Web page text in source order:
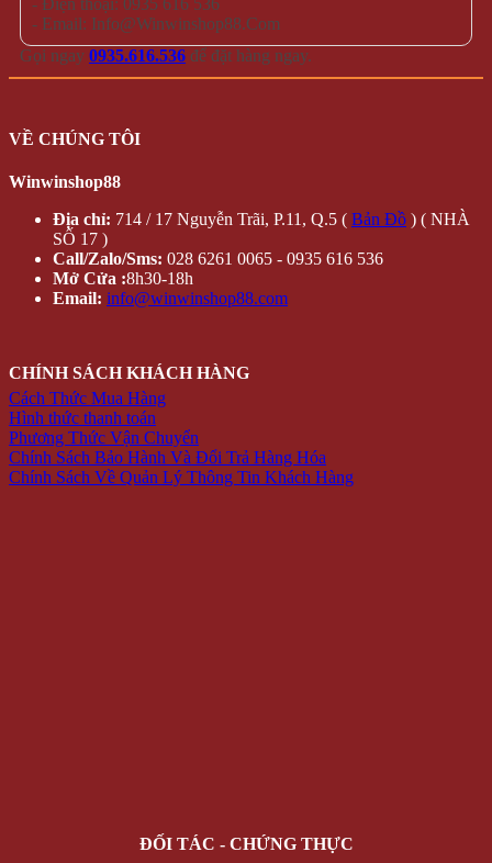
- Điện thoại: 0935 616 536
- Email: Info@Winwinshop88.Com
Gọi ngay 0935.616.536 để đặt hàng ngay.
VỀ CHÚNG TÔI
Winwinshop88
Địa chỉ: 714 / 17 Nguyễn Trãi, P.11, Q.5 ( Bản Đồ ) ( NHÀ
SỐ 17 )
Call/Zalo/Sms: 028 6261 0065 - 0935 616 536
Mở Cửa :8h30-18h
Email: info@winwinshop88.com
CHÍNH SÁCH KHÁCH HÀNG
Cách Thức Mua Hàng
Hình thức thanh toán
Phương Thức Vận Chuyển
Chính Sách Bảo Hành Và Đổi Trả Hàng Hóa
Chính Sách Về Quản Lý Thông Tin Khách Hàng
ĐỐI TÁC - CHỨNG THỰC